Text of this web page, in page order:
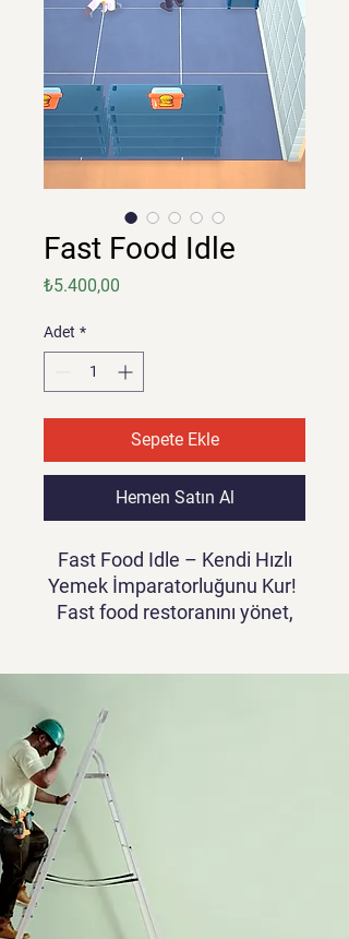
Fast Food Idle
₺5.400,00
Adet *
Sepete Ekle
Hemen Satın Al
Fast Food Idle – Kendi Hızlı
Yemek İmparatorluğunu Kur!
Fast food restoranını yönet,
bağımlılık yapan bir
simülasyon oyunu
İşletmeni büyüt, yeni menüler
Gelirini artır, pasif kazanç elde
Personelini geliştir, sipariş
hızını artır!
Lezzetli bir girişime adım at ve